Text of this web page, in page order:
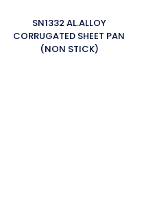
SN1332 AL.ALLOY
CORRUGATED SHEET PAN
(NON STICK)